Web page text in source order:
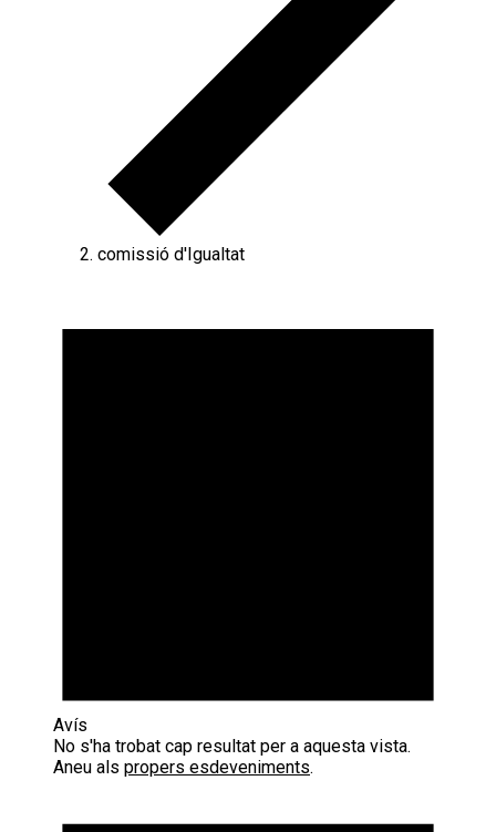
comissió d'Igualtat
Avís
No s'ha trobat cap resultat per a aquesta vista.
Aneu als propers esdeveniments.